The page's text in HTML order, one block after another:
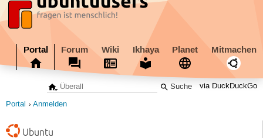
Portal Forum Wiki Ikhaya Planet Mitmachen
via DuckDuckGo
Portal Anmelden
Ubuntu